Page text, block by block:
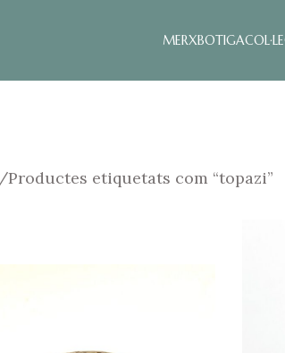
MERXBOTIGA
Productes etiquetats com “topazi”